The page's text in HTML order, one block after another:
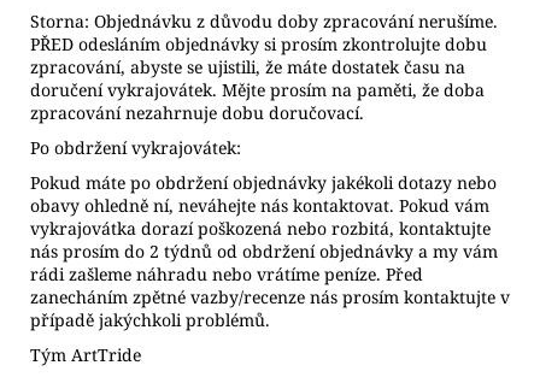
Storna: Objednávku z důvodu doby zpracování nerušíme.
PŘED odesláním objednávky si prosím zkontrolujte dobu
zpracování, abyste se ujistili, že máte dostatek času na
doručení vykrajovátek. Mějte prosím na paměti, že doba
zpracování nezahrnuje dobu doručovací.
Po obdržení vykrajovátek:
Pokud máte po obdržení objednávky jakékoli dotazy nebo
obavy ohledně ní, neváhejte nás kontaktovat. Pokud vám
vykrajovátka dorazí poškozená nebo rozbitá, kontaktujte
nás prosím do 2 týdnů od obdržení objednávky a my vám
rádi zašleme náhradu nebo vrátíme peníze. Před
zanecháním zpětné vazby/recenze nás prosím kontaktujte v
případě jakýchkoli problémů.
Tým ArtTride